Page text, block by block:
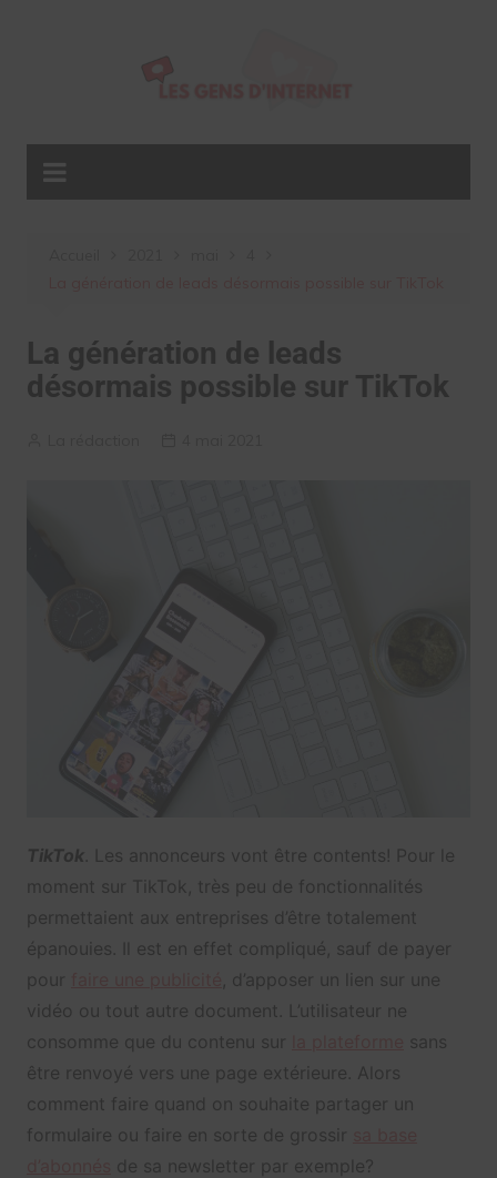
La génération de leads
désormais possible sur TikTok
TikTok . Les annonceurs vont être contents! Pour le
moment sur TikTok, très peu de fonctionnalités
permettaient aux entreprises d’être totalement
épanouies. Il est en effet compliqué, sauf de payer
pour
, d’apposer un lien sur une
vidéo ou tout autre document. L’utilisateur ne
consomme que du contenu sur
sans
être renvoyé vers une page extérieure. Alors
comment faire quand on souhaite partager un
formulaire ou faire en sorte de grossir
de sa newsletter par exemple?